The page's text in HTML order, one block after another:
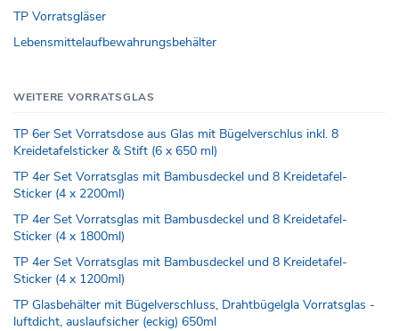
TP Vorratsgläser
Lebensmittelaufbewahrungsbehälter
WEITERE VORRATSGLAS
TP 6er Set Vorratsdose aus Glas mit Bügelverschlus inkl. 8
Kreidetafelsticker & Stift (6 x 650 ml)
TP 4er Set Vorratsglas mit Bambusdeckel und 8 Kreidetafel-
Sticker (4 x 2200ml)
TP 4er Set Vorratsglas mit Bambusdeckel und 8 Kreidetafel-
Sticker (4 x 1800ml)
TP 4er Set Vorratsglas mit Bambusdeckel und 8 Kreidetafel-
Sticker (4 x 1200ml)
TP Glasbehälter mit Bügelverschluss, Drahtbügelgla Vorratsglas -
luftdicht, auslaufsicher (eckig) 650ml